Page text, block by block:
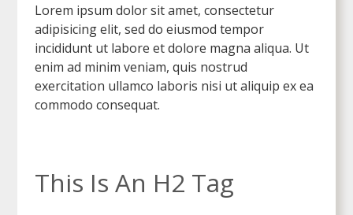
Lorem ipsum dolor sit amet, consectetur
adipisicing elit, sed do eiusmod tempor
incididunt ut labore et dolore magna aliqua. Ut
enim ad minim veniam, quis nostrud
exercitation ullamco laboris nisi ut aliquip ex ea
commodo consequat.
This Is An H2 Tag